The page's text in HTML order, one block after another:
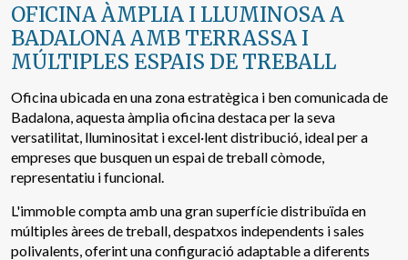
OFICINA ÀMPLIA I LLUMINOSA A
BADALONA AMB TERRASSA I
MÚLTIPLES ESPAIS DE TREBALL
Oficina ubicada en una zona estratègica i ben comunicada de
Badalona, aquesta àmplia oficina destaca per la seva
versatilitat, lluminositat i excel·lent distribució, ideal per a
empreses que busquen un espai de treball còmode,
representatiu i funcional.
L'immoble compta amb una gran superfície distribuïda en
múltiples àrees de treball, despatxos independents i sales
polivalents, oferint una configuració adaptable a diferents
Modificar cookies